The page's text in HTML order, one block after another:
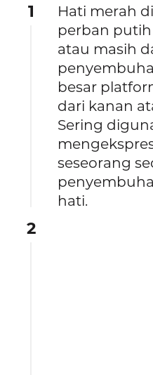
1
Hati merah
perban
atau masih
besar
dari kanan
Sering
seseorang
hati.
2